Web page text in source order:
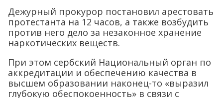
Дежурный прокурор постановил арестовать
протестанта на 12 часов, а также возбудить
против него дело за незаконное хранение
наркотических веществ.
При этом сербский Национальный орган по
аккредитации и обеспечению качества в
высшем образовании наконец-то «выразил
глубокую обеспокоенность» в связи с